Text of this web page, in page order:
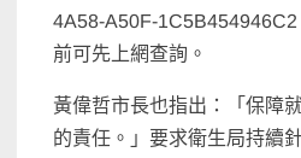
4A58-A50F-
前可先上網查詢。
黃偉哲市長也指出：「保障
的責任。」要求衛生局持續